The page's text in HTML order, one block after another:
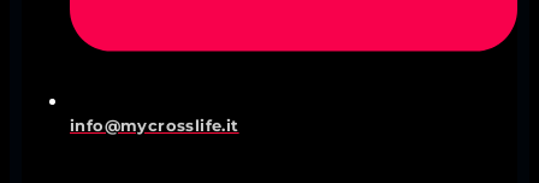
info@mycrosslife.it